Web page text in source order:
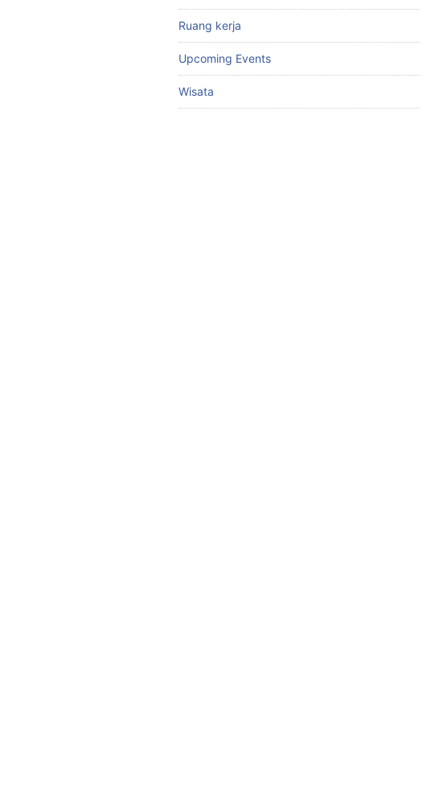
Ruang kerja
Upcoming Events
Wisata